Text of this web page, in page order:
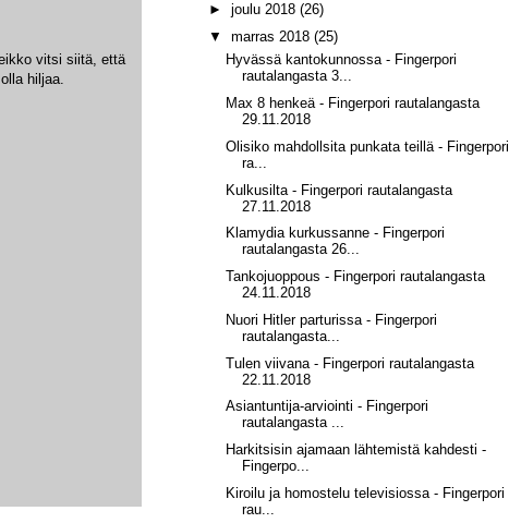
vitsi siitä, että
hiljaa.
► joulu 2018 (26)
▼ marras 2018 (25)
Hyvässä kantokunnossa - Fingerpori
rautalangasta 3...
Max 8 henkeä - Fingerpori rautalangasta
29.11.2018
Olisiko mahdollsita punkata teillä - Fingerpori
ra...
Kulkusilta - Fingerpori rautalangasta
27.11.2018
Klamydia kurkussanne - Fingerpori
rautalangasta 26...
Tankojuoppous - Fingerpori rautalangasta
24.11.2018
Nuori Hitler parturissa - Fingerpori
rautalangasta...
Tulen viivana - Fingerpori rautalangasta
22.11.2018
Asiantuntija-arviointi - Fingerpori
rautalangasta ...
Harkitsisin ajamaan lähtemistä kahdesti -
Fingerpo...
Kiroilu ja homostelu televisiossa - Fingerpori
rau...